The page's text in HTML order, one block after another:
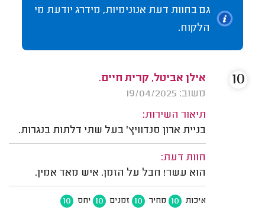
גם בחוות דעת אנונימיות, מידרג יודעת מי
הלקוח.
אילן אביטל, קרית חיים.
משוב: 19/04/2025
תיאור השירות:
בניית ארון סנדוויץ' בעל שתי דלתות בנגרות.
חוות דעת:
הוא עשר! חבל על הזמן. איש מאד אמין.
איכות 10 מחיר 10 זמנים 10 יחס 10
10